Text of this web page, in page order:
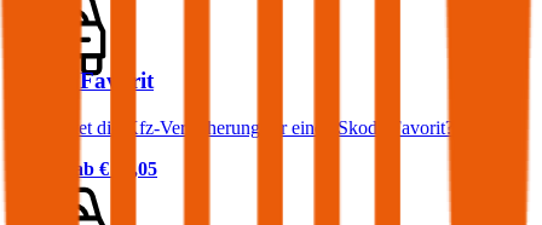
Skoda Favorit
Was kostet die Kfz-Versicherung für einen Skoda Favorit?
Prämie ab € 25,05